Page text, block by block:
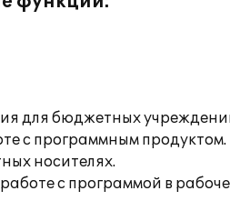
для бюджетных
с программным
носителях.
с программой в